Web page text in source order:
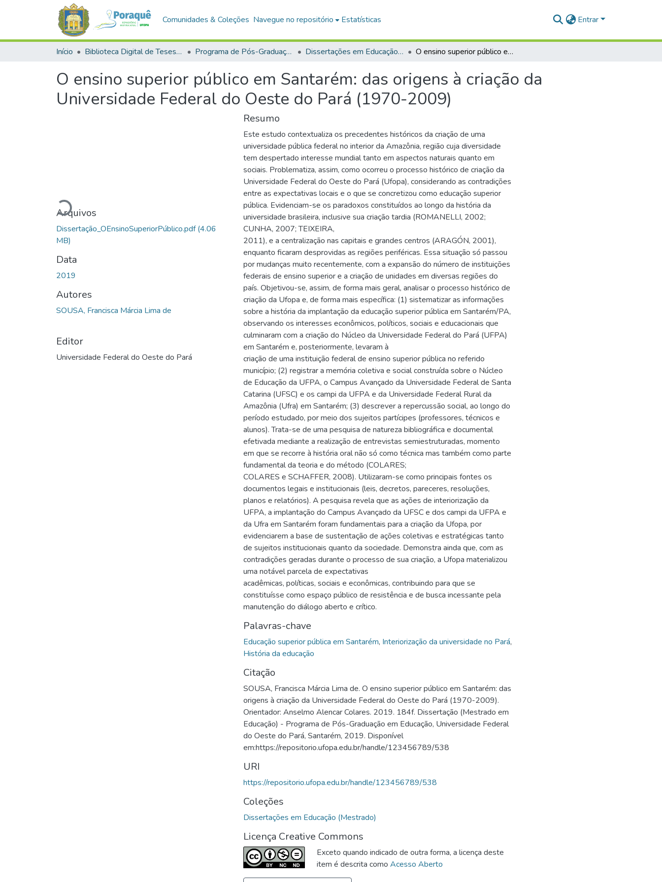
Comunidades & Coleções Navegue no repositório Estatísticas Entrar
Início Biblioteca Digital de Teses e Dissertações (BDTD) Programa de Pós-Graduação em Educação (PPGE) Dissertações em Educação (Mestrado) O ensino superior público em Santarém: das origens à criação da Universidade Federal do Oeste do Pará (1970-2009)
O ensino superior público em Santarém: das origens à criação da
Universidade Federal do Oeste do Pará (1970-2009)
Carregando...
Arquivos
Dissertação_OEnsinoSuperiorPúblico.pdf(4.06
MB)
Data
2019
Autores
SOUSA, Francisca Márcia Lima de
Editor
Universidade Federal do Oeste do Pará
Resumo
Este estudo contextualiza os precedentes históricos da criação de uma
universidade pública federal no interior da Amazônia, região cuja diversidade
tem despertado interesse mundial tanto em aspectos naturais quanto em
sociais. Problematiza, assim, como ocorreu o processo histórico de criação da
Universidade Federal do Oeste do Pará (Ufopa), considerando as contradições
entre as expectativas locais e o que se concretizou como educação superior
pública. Evidenciam-se os paradoxos constituídos ao longo da história da
universidade brasileira, inclusive sua criação tardia (ROMANELLI, 2002;
CUNHA, 2007; TEIXEIRA,
2011), e a centralização nas capitais e grandes centros (ARAGÓN, 2001),
enquanto ficaram desprovidas as regiões periféricas. Essa situação só passou
por mudanças muito recentemente, com a expansão do número de instituições
federais de ensino superior e a criação de unidades em diversas regiões do
país. Objetivou-se, assim, de forma mais geral, analisar o processo histórico de
criação da Ufopa e, de forma mais específica: (1) sistematizar as informações
sobre a história da implantação da educação superior pública em Santarém/PA,
observando os interesses econômicos, políticos, sociais e educacionais que
culminaram com a criação do Núcleo da Universidade Federal do Pará (UFPA)
em Santarém e, posteriormente, levaram à
criação de uma instituição federal de ensino superior pública no referido
município; (2) registrar a memória coletiva e social construída sobre o Núcleo
de Educação da UFPA, o Campus Avançado da Universidade Federal de Santa
Catarina (UFSC) e os campi da UFPA e da Universidade Federal Rural da
Amazônia (Ufra) em Santarém; (3) descrever a repercussão social, ao longo do
período estudado, por meio dos sujeitos partícipes (professores, técnicos e
alunos). Trata-se de uma pesquisa de natureza bibliográfica e documental
efetivada mediante a realização de entrevistas semiestruturadas, momento
em que se recorre à história oral não só como técnica mas também como parte
fundamental da teoria e do método (COLARES;
COLARES e SCHAFFER, 2008). Utilizaram-se como principais fontes os
documentos legais e institucionais (leis, decretos, pareceres, resoluções,
planos e relatórios). A pesquisa revela que as ações de interiorização da
UFPA, a implantação do Campus Avançado da UFSC e dos campi da UFPA e
da Ufra em Santarém foram fundamentais para a criação da Ufopa, por
evidenciarem a base de sustentação de ações coletivas e estratégicas tanto
de sujeitos institucionais quanto da sociedade. Demonstra ainda que, com as
contradições geradas durante o processo de sua criação, a Ufopa materializou
uma notável parcela de expectativas
acadêmicas, políticas, sociais e econômicas, contribuindo para que se
constituísse como espaço público de resistência e de busca incessante pela
manutenção do diálogo aberto e crítico.
Palavras-chave
Educação superior pública em Santarém, Interiorização da universidade no Pará,
História da educação
Citação
SOUSA, Francisca Márcia Lima de. O ensino superior público em Santarém: das
origens à criação da Universidade Federal do Oeste do Pará (1970-2009).
Orientador: Anselmo Alencar Colares. 2019. 184f. Dissertação (Mestrado em
Educação) - Programa de Pós-Graduação em Educação, Universidade Federal
do Oeste do Pará, Santarém, 2019. Disponível
em:https://repositorio.ufopa.edu.br/handle/123456789/538
URI
https://repositorio.ufopa.edu.br/handle/123456789/538
Coleções
Dissertações em Educação (Mestrado)
Licença Creative Commons
Exceto quando indicado de outra forma, a licença deste
item é descrita como Acesso Aberto